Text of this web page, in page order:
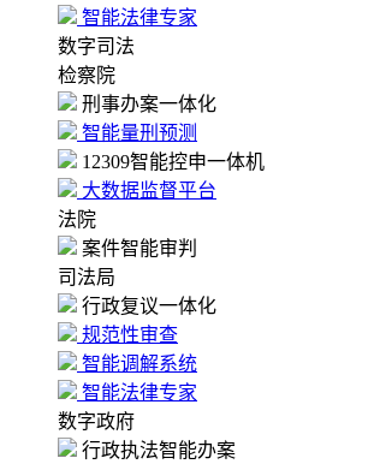
智能法律专家
数字司法
检察院
刑事办案一体化
智能量刑预测
12309智能控申一体机
大数据监督平台
法院
案件智能审判
司法局
行政复议一体化
规范性审查
智能调解系统
智能法律专家
数字政府
行政执法智能办案